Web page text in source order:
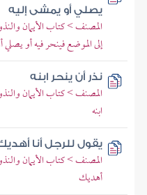
يصلي أو يمشى إليه
المصنف > كتاب الأيمان
إلى الموضع فينحر فيه أو
نذر أن ينحر ابنه
المصنف > كتاب الأيمان
ابنه
يقول للرجل أنا
المصنف > كتاب الأيمان
أهديك